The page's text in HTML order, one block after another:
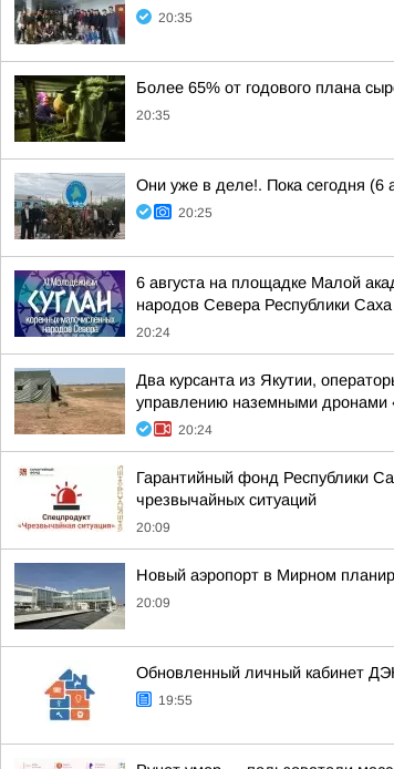
20:35
Более 65% от годового плана
20:35
Они уже в деле!. Пока сегодня (6
20:25
6 августа на площадке Малой
народов Севера Республики
20:24
Два курсанта из Якутии,
управлению наземными дронами
20:24
Гарантийный фонд Республики
чрезвычайных ситуаций
20:09
Новый аэропорт в Мирном
20:09
Обновленный личный кабинет
19:55